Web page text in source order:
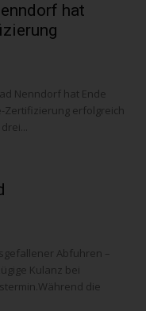
hat
Nenndorf hat Ende
Zertifizierung erfolgreich
Abfuhren –
Kulanz bei
die